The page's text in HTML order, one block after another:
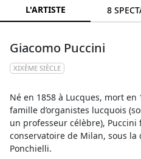
L'ARTISTE 8
Giacomo Puccini
XIXÈME SIÈCLE
Né en 1858 à Lucques, mort en
famille d’organistes lucquois
un professeur célèbre), Puccini
conservatoire de Milan, sous
Ponchielli.